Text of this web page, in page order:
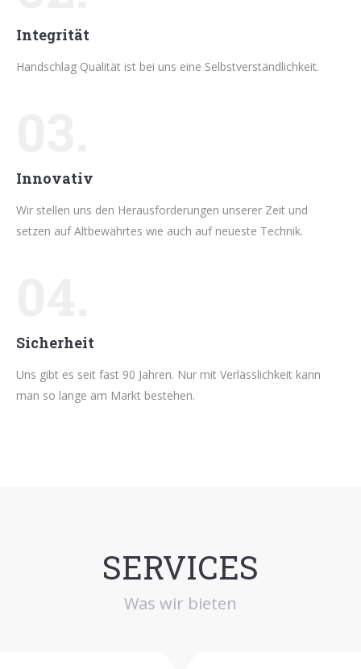
Integrität
Handschlag Qualität ist bei uns eine Selbstverständlichkeit.
Innovativ
Wir stellen uns den Herausforderungen unserer Zeit und
setzen auf Altbewährtes wie auch auf neueste Technik.
Sicherheit
Uns gibt es seit fast 90 Jahren. Nur mit Verlässlichkeit kann
man so lange am Markt bestehen.
SERVICES
Was wir bieten